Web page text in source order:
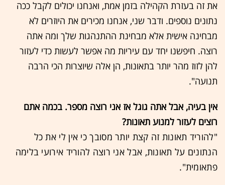
את זה בעזרת הקהילה בזמן אמת, ואנחנו יכולים לקבל ככה
נתונים נוספים. ודבר שני, אנחנו מכירים את היוזרים לא
מבחינה אישית אלא מבחינת ההתנהגות שלך ומה אתה
רוצה. חיפשנו יחד עם עיריות מה אפשר לעשות כדי לעזור
להן לזוז מהר יותר בתאונות, הן אלה שיוצרות הכי הרבה
תנועה".
אין בעיה, אבל אתה גוגל אז אני רוצה מספר. בכמה אתם
רוצים לעזור למנוע תאונות?
"להוריד תאונות זה קצת יותר מסובך כי אין לי את כל
הנתונים על תאונות, אבל אני רוצה להוריד אירועי בלימה
פתאומית".